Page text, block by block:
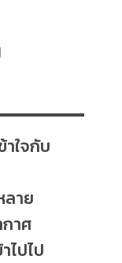
ใจกับ
าย
าศ
ไปไป